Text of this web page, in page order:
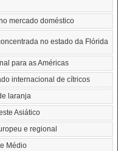
mercado doméstico
no estado da Flórida
para as Américas
internacional de cítricos
laranja
Asiático
e regional
Médio